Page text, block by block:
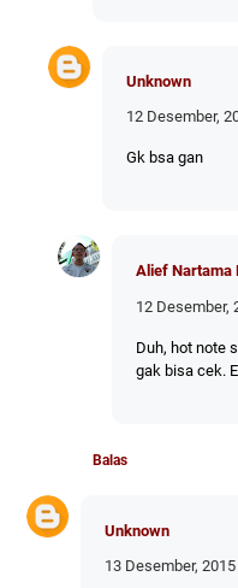
Unknown
12 Desember,
Gk bsa gan
Alief Nartama
12 Desember,
Duh, hot note
gak bisa cek.
Balas
Unknown
13 Desember,